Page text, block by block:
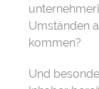
Umständen
kommen?
Und